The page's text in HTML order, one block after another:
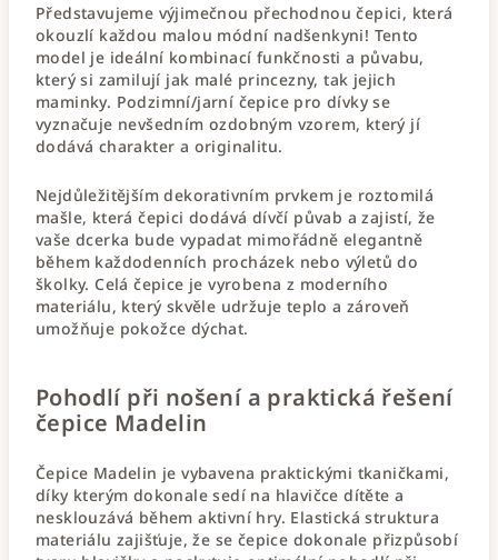
Představujeme výjimečnou přechodnou čepici, která
okouzlí každou malou módní nadšenkyni! Tento
model je ideální kombinací funkčnosti a půvabu,
který si zamilují jak malé princezny, tak jejich
maminky. Podzimní/jarní čepice pro dívky se
vyznačuje nevšedním ozdobným vzorem, který jí
dodává charakter a originalitu.
Nejdůležitějším dekorativním prvkem je roztomilá
mašle, která čepici dodává dívčí půvab a zajistí, že
vaše dcerka bude vypadat mimořádně elegantně
během každodenních procházek nebo výletů do
školky. Celá čepice je vyrobena z moderního
materiálu, který skvěle udržuje teplo a zároveň
umožňuje pokožce dýchat.
Pohodlí při nošení a praktická řešení
čepice Madelin
Čepice Madelin je vybavena praktickými tkaničkami,
díky kterým dokonale sedí na hlavičce dítěte a
nesklouzává během aktivní hry. Elastická struktura
materiálu zajišťuje, že se čepice dokonale přizpůsobí